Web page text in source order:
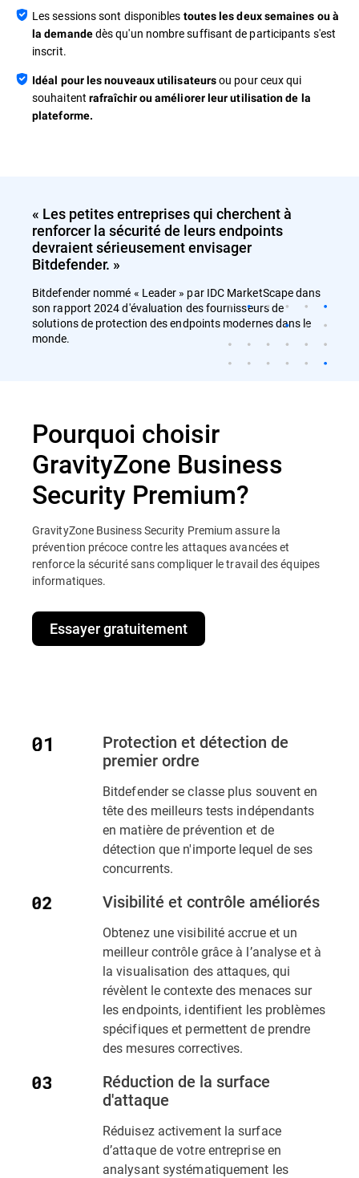
Les sessions sont disponibles toutes les deux semaines ou à
la demandedès qu'un nombre suffisant de participants s'est
inscrit.
Idéal pour les nouveaux utilisateursou pour ceux qui
souhaitent rafraîchir ou améliorer leur utilisation de la
plateforme.
« Les petites entreprises qui cherchent à
renforcer la sécurité de leurs endpoints
devraient sérieusement envisager
Bitdefender. »
Bitdefender nommé « Leader » par IDC MarketScape dans
son rapport 2024 d'évaluation des fournisseurs de
solutions de protection des endpoints modernes dans le
monde.
Pourquoi choisir
GravityZone Business
Security Premium?
GravityZone Business Security Premium assure la
prévention précoce contre les attaques avancées et
renforce la sécurité sans compliquer le travail des équipes
informatiques.
Essayer gratuitement
Protection et détection de
premier ordre
Bitdefender se classe plus souvent en
tête des meilleurs tests indépendants
en matière de prévention et de
détection que n'importe lequel de ses
concurrents.
Visibilité et contrôle améliorés
Obtenez une visibilité accrue et un
meilleur contrôle grâce à l’analyse et à
la visualisation des attaques, qui
révèlent le contexte des menaces sur
les endpoints, identifient les problèmes
spécifiques et permettent de prendre
des mesures correctives.
Réduction de la surface
d'attaque
Réduisez activement la surface
d’attaque de votre entreprise en
analysant systématiquement les